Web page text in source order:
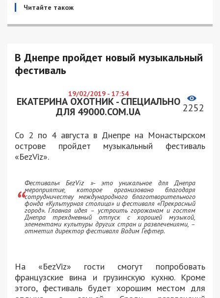
Читайте також
В Днепре пройдет новый музыкальный
фестиваль
19/02/2019 - 17:54
ЕКАТЕРИНА ОХОТНИК - СПЕЦИАЛЬНО
ДЛЯ 49000.COM.UA
2252
Со 2 по 4 августа в Днепре на Монастырском
острове пройдет музыкальный фестиваль
«БеzViz».
Фестиваль« БеzViz »- это уникальное для Днепра
мероприятие, которое организовано благодаря
сотрудничеству международного благотворительного
фонда «Культурная столица» и фестиваля «Прекрасный
город». Главная идея – устроить горожанам и гостям
Днепра трехдневный отпуск с хорошей музыкой,
элементами культуры других стран и развлечениями, –
отметил директор фестиваля Вадим Гефтер.
На «БеzViz» гости смогут попробовать
французские вина и грузинскую кухню. Кроме
этого, фестиваль будет хорошим местом для